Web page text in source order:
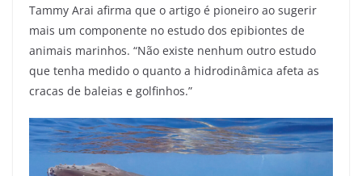
Tammy Arai afirma que o artigo é pioneiro ao sugerir
mais um componente no estudo dos epibiontes de
animais marinhos. “Não existe nenhum outro estudo
que tenha medido o quanto a hidrodinâmica afeta as
cracas de baleias e golfinhos.”